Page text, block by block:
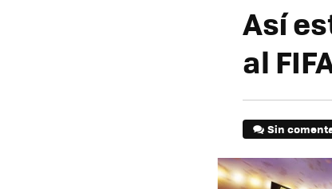
Así
al
Sin